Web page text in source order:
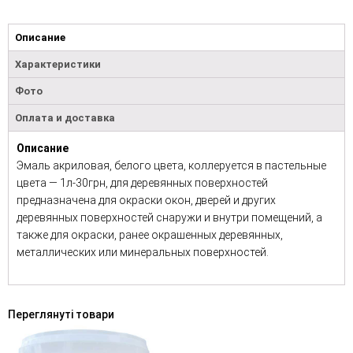
Описание
Характеристики
Фото
Оплата и доставка
Описание
Эмаль акриловая, белого цвета, коллеруется в пастельные
цвета — 1л-30грн, для деревянных поверхностей
предназначена для окраски окон, дверей и других
деревянных поверхностей снаружи и внутри помещений, а
также для окраски, ранее окрашенных деревянных,
металлических или минеральных поверхностей.
Переглянуті товари